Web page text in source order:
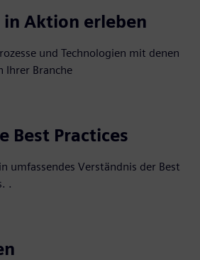
Aktion erleben
und Technologien mit denen
Ihrer Branche
Best Practices
umfassendes Verständnis der Best
.